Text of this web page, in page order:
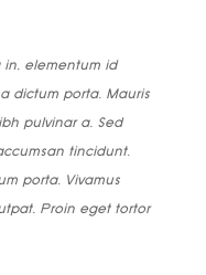
in, elementum id
dictum porta. Mauris
pulvinar a. Sed
tincidunt.
porta. Vivamus
Proin eget tortor